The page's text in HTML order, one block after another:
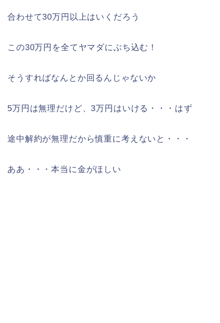
合わせて30万円以上はいくだろう
この30万円を全てヤマダにぶち込む！
そうすればなんとか回るんじゃないか
5万円は無理だけど、3万円はいける・・・はず
途中解約が無理だから慎重に考えないと・・・
ああ・・・本当に金がほしい